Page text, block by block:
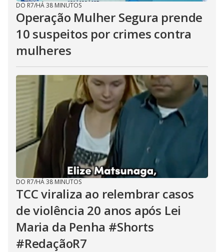
DO R7/HÁ 38 MINUTOS
Operação Mulher Segura prende
10 suspeitos por crimes contra
mulheres
DO R7/HÁ 38 MINUTOS
TCC viraliza ao relembrar casos
de violência 20 anos após Lei
Maria da Penha #Shorts
#RedaçãoR7